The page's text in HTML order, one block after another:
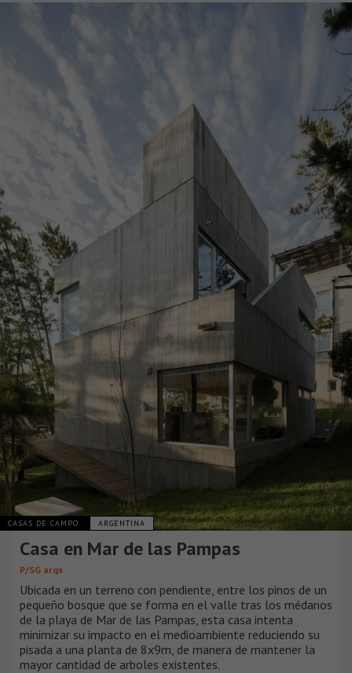
CASAS DE CAMPO ARGENTINA
Casa en Mar de las Pampas
P/SG arqs
Ubicada en un terreno con pendiente, entre los pinos de un
pequeño bosque que se forma en el valle tras los médanos
de la playa de Mar de las Pampas, esta casa intenta
minimizar su impacto en el medioambiente reduciendo su
pisada a una planta de 8x9m, de manera de mantener la
mayor cantidad de arboles existentes.